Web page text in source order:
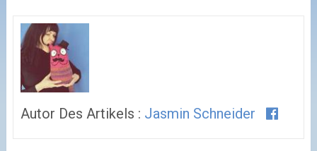
Autor Des Artikels : Jasmin Schneider